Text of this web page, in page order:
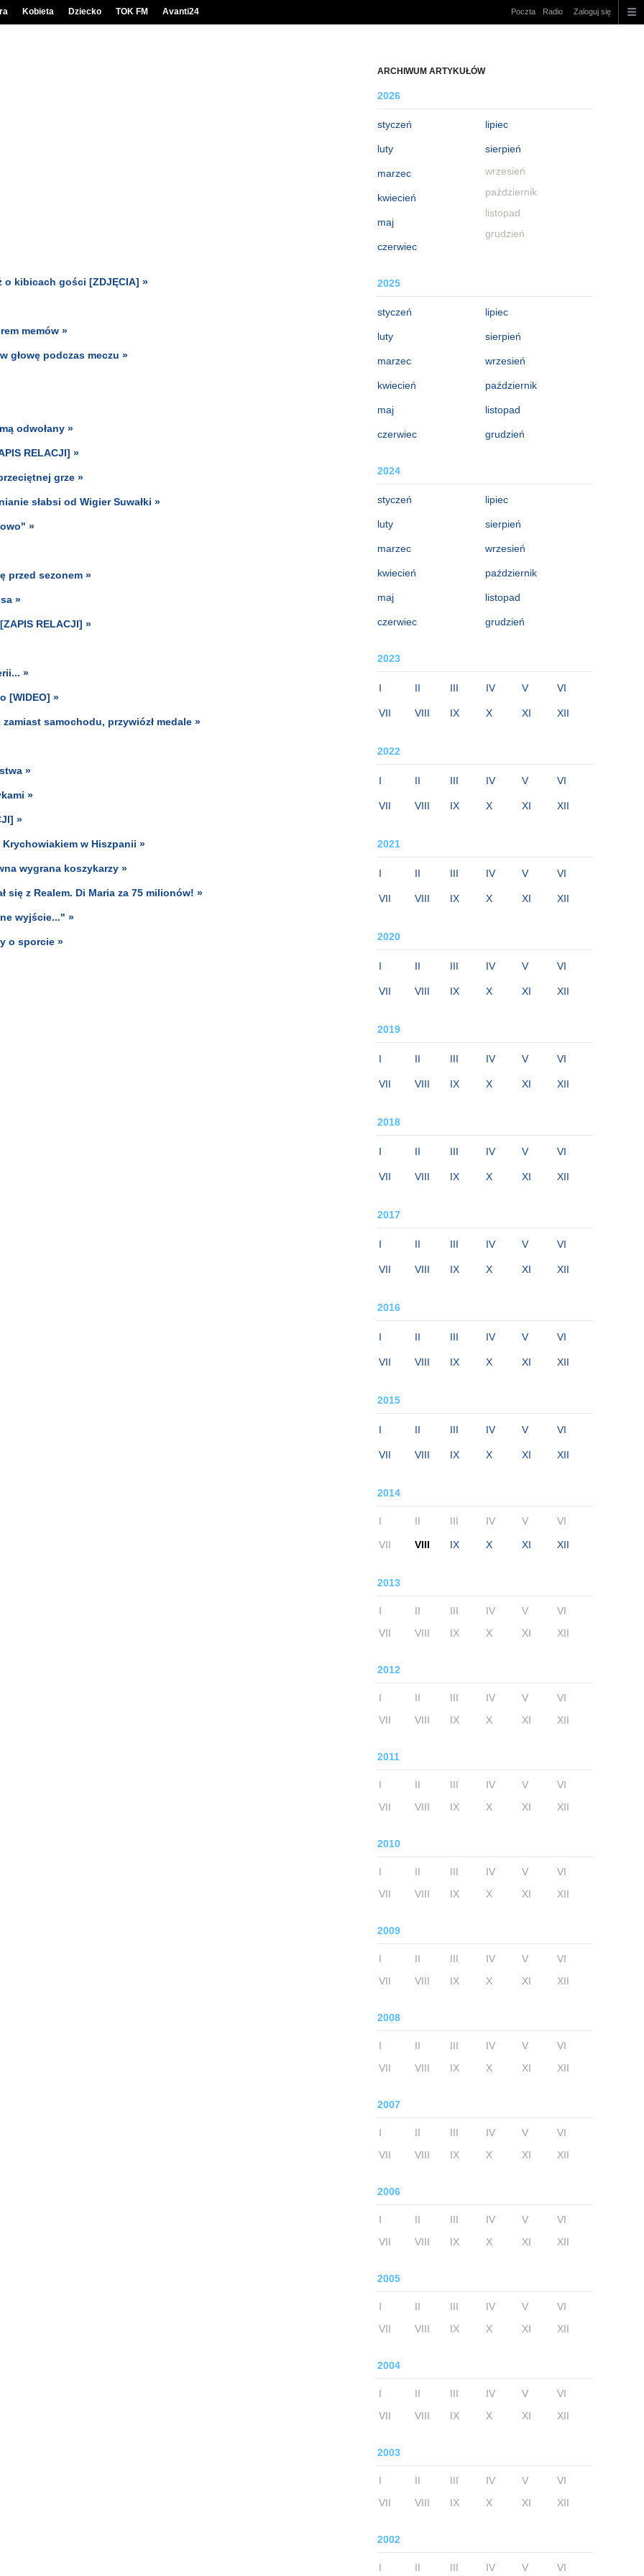
Kobieta Dziecko TOK FM Avanti24 Poczta Radio Zaloguj się
ARCHIWUM ARTYKUŁÓW
2026
styczeń
luty
marzec
kwiecień
maj
czerwiec
lipiec
sierpień
wrzesień
październik
listopad
grudzień
2025
styczeń
luty
marzec
kwiecień
maj
czerwiec
lipiec
sierpień
wrzesień
październik
listopad
grudzień
2024
styczeń
luty
marzec
kwiecień
maj
czerwiec
lipiec
sierpień
wrzesień
październik
listopad
grudzień
2023
I II III IV V VI
VII VIII IX X XI XII
2022
I II III IV V VI
VII VIII IX X XI XII
2021
I II III IV V VI
VII VIII IX X XI XII
2020
I II III IV V VI
VII VIII IX X XI XII
2019
I II III IV V VI
VII VIII IX X XI XII
2018
I II III IV V VI
VII VIII IX X XI XII
2017
I II III IV V VI
VII VIII IX X XI XII
2016
I II III IV V VI
VII VIII IX X XI XII
2015
I II III IV V VI
VII VIII IX X XI XII
2014
I II III IV V VI
VII VIII IX X XI XII
2013
I II III IV V
VI
VII
VIII IX X XI XII
2012
I II III IV V
VI
VII
VIII IX X XI XII
2011
I II III IV V
VI
VII
VIII IX X XI XII
2010
I II III IV V
VI
VII
VIII IX X XI XII
2009
I II III IV V
VI
VII
VIII IX X XI XII
2008
I II III IV V
VI
VII
VIII IX X XI XII
2007
I II III IV V
VI
VII
VIII IX X XI XII
2006
I II III IV V
VI
VII
VIII IX X XI XII
2005
I II III IV V
VI
VII
VIII IX X XI XII
2004
I II III IV V
VI
VII
VIII IX X XI XII
2003
I II III IV V
VI
VII
VIII IX X XI XII
2002
I II III IV V VI
kibicach gości [ZDJĘCIA] »
memów »
głowę podczas meczu »
odwołany »
RELACJI] »
grze »
słabsi od Wigier Suwałki »
»
przed sezonem »
»
RELACJI] »
»
[WIDEO] »
samochodu, przywiózł medale »
»
»
»
w Hiszpanii »
wygrana koszykarzy »
się z Realem. Di Maria za 75 milionów! »
wyjście..." »
o sporcie »